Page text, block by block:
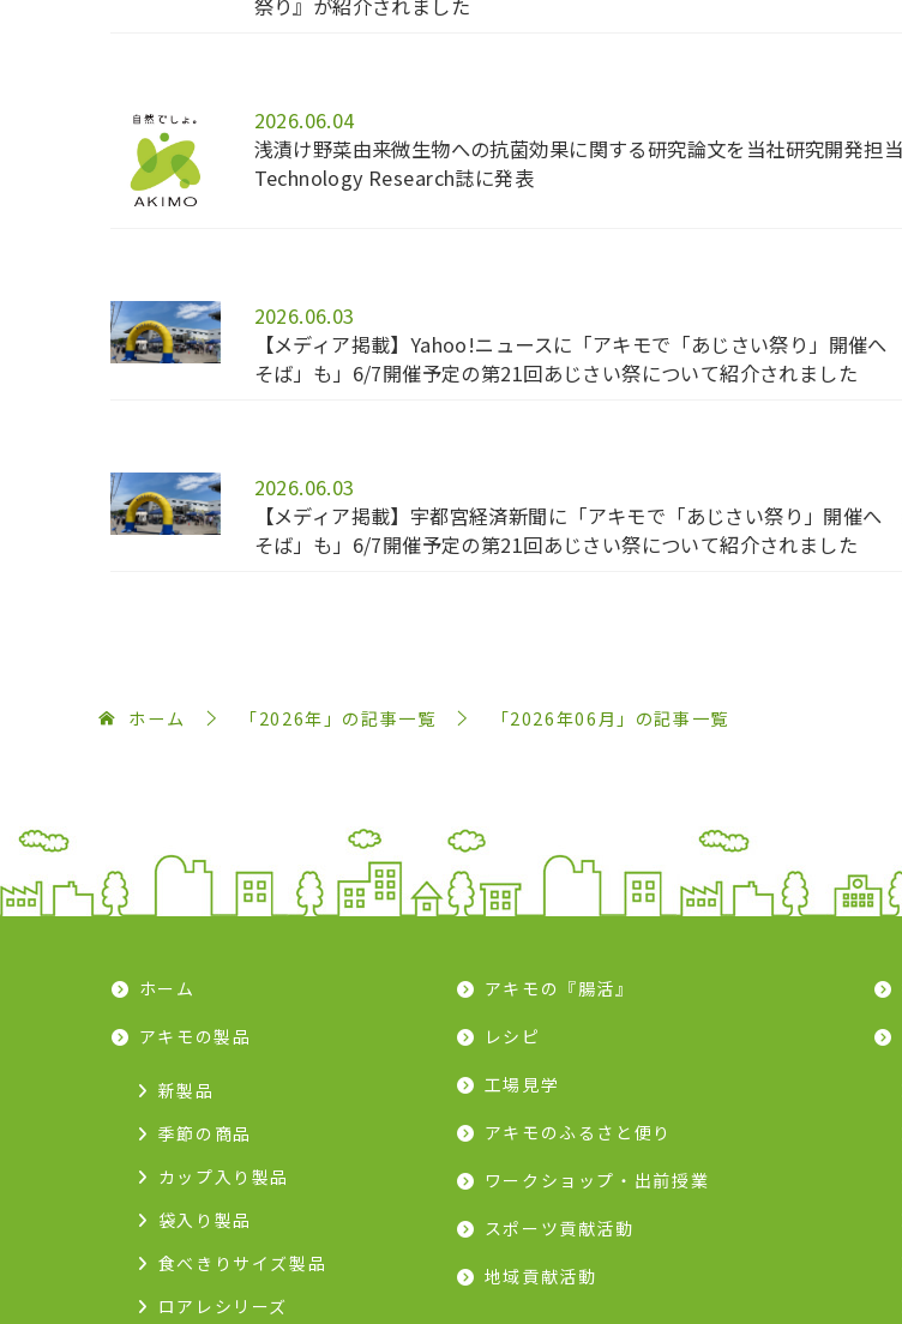
祭り』が紹介されました
2026.06.04
浅漬け野菜由来微生物への抗菌効果に関する研究論文を当社研究開発担
Technology Research誌に発表
2026.06.03
【メディア掲載】Yahoo!ニュースに「アキモで「あじさい祭り」開催
そば」も」6/7開催予定の第21回あじさい祭について紹介されました
2026.06.03
【メディア掲載】宇都宮経済新聞に「アキモで「あじさい祭り」開催
そば」も」6/7開催予定の第21回あじさい祭について紹介されました
ホーム 「2026年」の記事一覧 「2026年06月」の記事一覧
ホーム
アキモの製品
新製品
季節の商品
カップ入り製品
袋入り製品
食べきりサイズ製品
ロアレシリーズ
アキモの『腸活』
レシピ
工場見学
アキモのふるさと便り
ワークショップ・出前授業
スポーツ貢献活動
地域貢献活動